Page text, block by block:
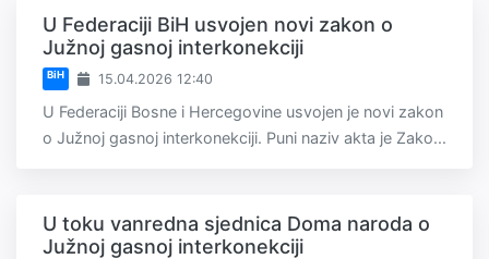
U Federaciji BiH usvojen novi zakon o
Južnoj gasnoj interkonekciji
BiH 15.04.2026 12:40
U Federaciji Bosne i Hercegovine usvojen je novi zakon
o Južnoj gasnoj interkonekciji. Puni naziv akta je Zako...
U toku vanredna sjednica Doma naroda o
Južnoj gasnoj interkonekciji